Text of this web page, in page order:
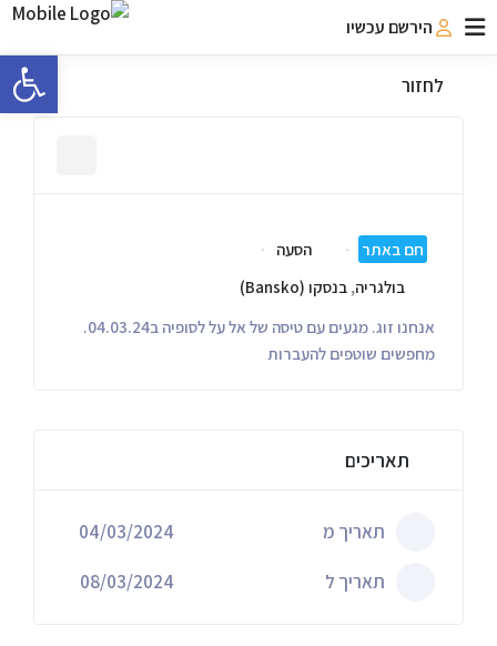
הירשם עכשיו
לחזור
חם באתר
הסעה
בולגריה, בנסקו (Bansko)
אנחנו זוג. מגעים עם טיסה של אל על לסופיה ב04.03.24.
מחפשים שוטפים להעברות
תאריכים
תאריך מ 04/03/2024
תאריך ל 08/03/2024